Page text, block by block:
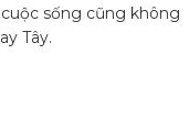
sống cũng không
Tây.